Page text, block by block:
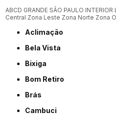
ABCD GRANDE SÃO PAULO INTERIOR
Central Zona Leste Zona Norte Zona
Aclimação
Bela Vista
Bixiga
Bom Retiro
Brás
Cambuci